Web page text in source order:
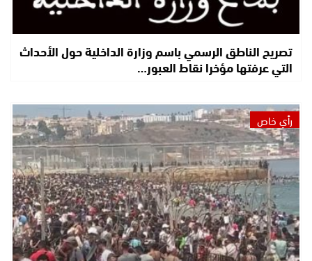
تصريح الناطق الرسمي باسم وزارة الداخلية حول الأحداث
التي عرفتها مؤخرا نقاط العبور…
رأي خاص